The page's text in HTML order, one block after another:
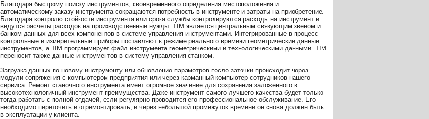
Благодаря быстрому поиску инструментов, своевременного определения местоположения и
автоматическому заказу инструмента сокращаются потребность в инструменте и затраты на приобретение.
Благодаря контролю стойкости инструмента или срока службы контролируются расходы на инструмент и
ведутся расчеты расходов на производственные нужды. TIM является центральным связующим звеном и
банком данных для всех компонентов в системе управления инструментами. Интегрированные в процесс
контрольные и измерительные приборы поставляют в режиме реального времени геометрические данные
инструментов, а TIM программирует файл инструмента геометрическими и технологическими данными. TIM
переносит также данные инструментов в систему управления станком.
Загрузка данных по новому инструменту или обновление параметров после заточки происходит через
модули сопряжения с компьютером предприятия или через карманный компьютер сотрудников нашего
сервиса. Ремонт станочного инструмента имеет огромное значение для сохранения заложенного в
высокотехнологичный инструмент преимущества. Даже инструмент самого лучшего качества будет только
тогда работать с полной отдачей, если регулярно проводится его профессиональное обслуживание. Его
необходимо переточить и отремонтировать, и через небольшой промежуток времени он снова должен быть
в эксплуатации у клиента.